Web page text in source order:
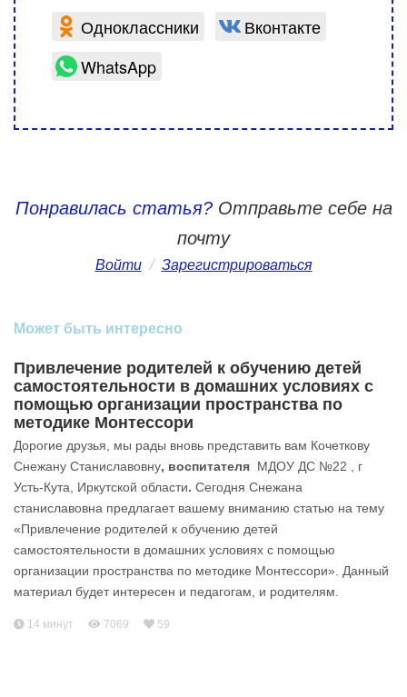
Одноклассники
Вконтакте
WhatsApp
Понравилась статья?Отправьте себе на
почту
Войти / Зарегистрироваться
Может быть интересно
Привлечение родителей к обучению детей
самостоятельности в домашних условиях с
помощью организации пространства по
методике Монтессори
Дорогие друзья, мы рады вновь представить вам Кочеткову
Снежану Станиславовну, воспитателя МДОУ ДС №22 , г
Усть-Кута, Иркутской области. Сегодня Снежана
станиславовна предлагает вашему вниманию статью на тему
«Привлечение родителей к обучению детей
самостоятельности в домашних условиях с помощью
организации пространства по методике Монтессори». Данный
материал будет интересен и педагогам, и родителям.
14 минут 7069 59